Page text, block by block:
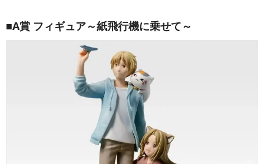
■A賞 フィギュア～紙飛行機に乗せて～